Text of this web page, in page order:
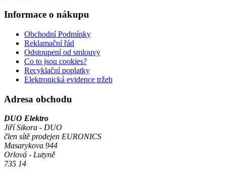
Informace o nákupu
Obchodní Podmínky
Reklamační řád
Odstoupení od smlouvy
Co to jsou cookies?
Recyklační poplatky
Elektronická evidence tržeb
Adresa obchodu
DUO Elektro
Jiří Sikora - DUO
člen sítě prodejen EURONICS
Masarykova 944
Orlová - Lutyně
735 14